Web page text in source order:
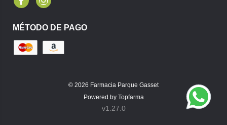
FacebookInstagram
MÉTODO DE PAGO
© 2026 Farmacia Parque Gasset
Powered by Topfarma
v1.27.0